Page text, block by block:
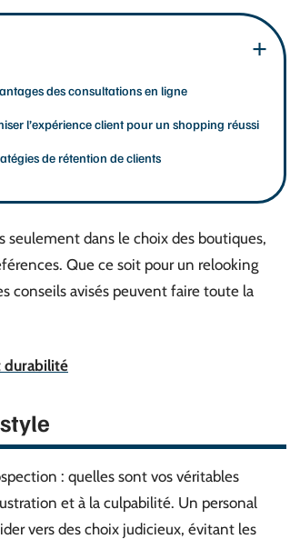
des consultations en ligne
l’expérience client pour un shopping réussi
de rétention de clients
seulement dans le choix des boutiques,
Que ce soit pour un relooking
conseils avisés peuvent faire toute la
durabilité
: quelles sont vos véritables
et à la culpabilité. Un personal
vers des choix judicieux, évitant les